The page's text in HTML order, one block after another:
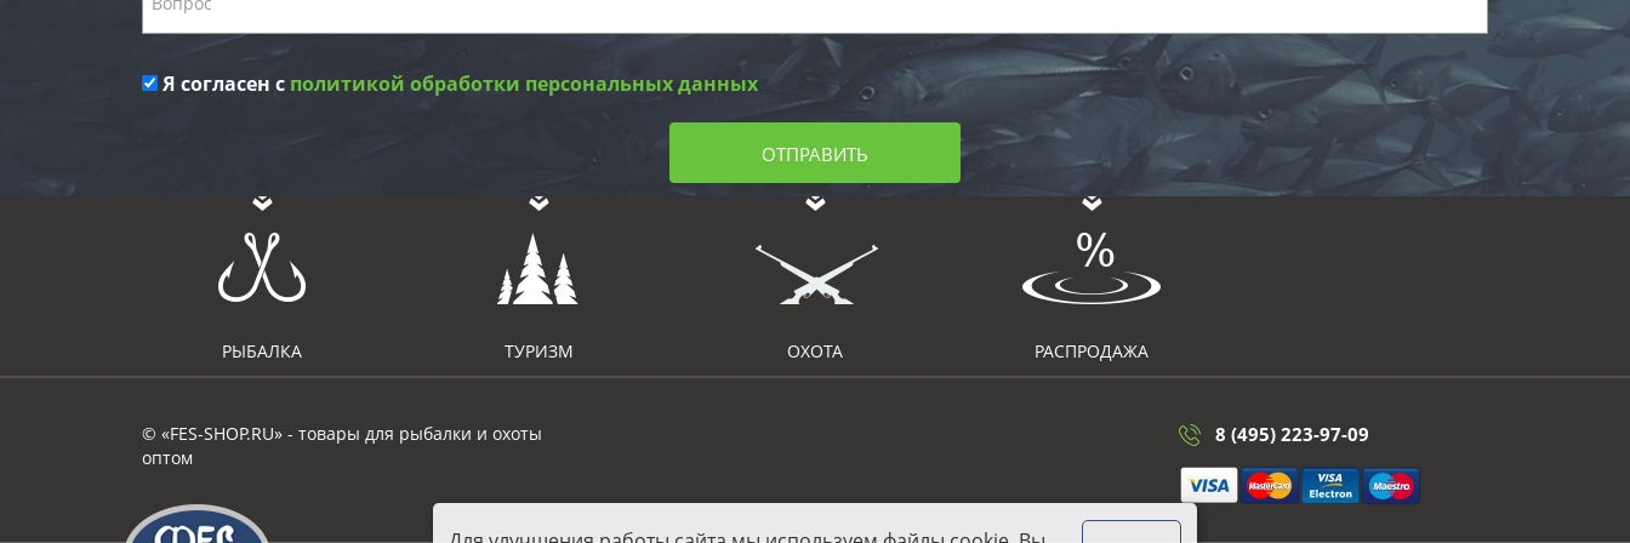
Я согласен с политикой обработки персональных данных
ОТПРАВИТЬ
РЫБАЛКА ТУРИЗМ ОХОТА РАСПРОДАЖА
© «FES-SHOP.RU» - товары для рыбалки и охоты
оптом
8 (495) 223-97-09